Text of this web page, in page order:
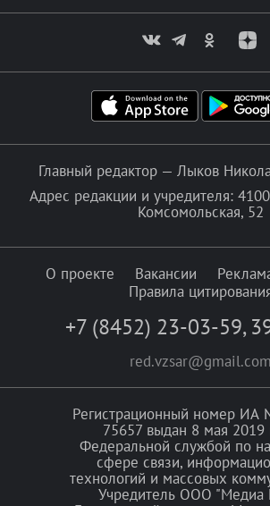
Главный редактор — Лыков
Адрес редакции и учредителя:
Комсомольская, 52
О проекте Вакансии
Правила
+7 (8452) 23-03-59,
red.vzsar@gmail.com
Регистрационный номер
75657 выдан 8 мая 2019
Федеральной службой по
сфере связи,
технологий и массовых
Учредитель ООО "Медиа